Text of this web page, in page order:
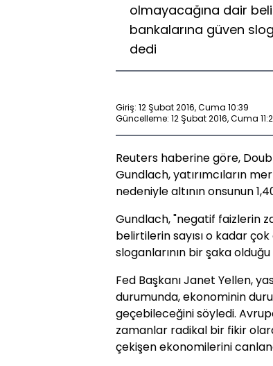
olmayacağına dair
bankalarına güven
dedi
Giriş: 12 Şubat 2016, Cuma 10:39
Güncelleme: 12 Şubat 2016, Cuma
Reuters haberine göre,
Gundlach, yatırımcıların
nedeniyle altının onsunun
Gundlach, "negatif faizlerin
belirtilerin sayısı o kadar
sloganlarının bir şaka olduğu
Fed Başkanı Janet Yellen,
durumunda, ekonominin
geçebileceğini söyledi.
zamanlar radikal bir fikir
çekişen ekonomilerini